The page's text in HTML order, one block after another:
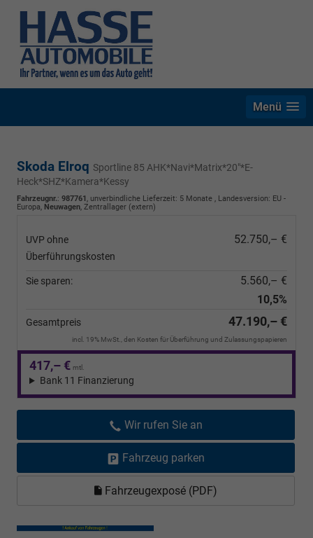
Menü
Skoda Elroq Sportline 85 AHK*Navi*Matrix*20"*E-
Heck*SHZ*Kamera*Kessy
Fahrzeugnr.: 987761 , unverbindliche Lieferzeit: 5 Monate , Landesversion: EU -
Europa, Neuwagen, Zentrallager (extern)
UVP ohne
Überführungskosten
52.750,– €
Sie sparen:
5.560,– €
10,5%
Gesamtpreis 47.190,– €
incl. 19% MwSt., den Kosten für Überführung und Zulassungspapieren
417,– € mtl.
Bank 11 Finanzierung
Wir rufen Sie an
Fahrzeug parken
Fahrzeugexposé (PDF)